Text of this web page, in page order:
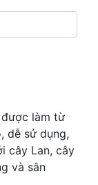
được làm từ
dễ sử dụng,
cây Lan, cây
và sân